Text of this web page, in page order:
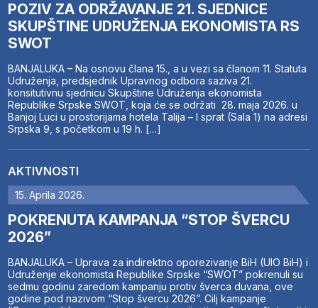
POZIV ZA ODRŽAVANJE 21. SJEDNICE
SKUPŠTINE UDRUŽENJA EKONOMISTA RS
SWOT
BANJALUKA – Na osnovu člana 15., a u vezi sa članom 11. Statuta
Udruženja, predsjednik Upravnog odbora saziva 21.
konsitutivnu sjednicu Skupštine Udruženja ekonomista
Republike Srpske SWOT, koja će se održati 28. maja 2026. u
Banjoj Luci u prostorijama hotela Talija – I sprat (Sala 1) na adresi
Srpska 9, s početkom u 19 h. […]
AKTIVNOSTI
15. Aprila 2026.
POKRENUTA KAMPANJA “STOP ŠVERCU
2026”
BANJALUKA – Uprava za indirektno oporezivanje BiH (UIO BiH) i
Udruženje ekonomista Republike Srpske “SWOT” pokrenuli su
sedmu godinu zaredom kampanju protiv šverca duvana, ove
godine pod nazivom “Stop švercu 2026”. Cilj kampanje